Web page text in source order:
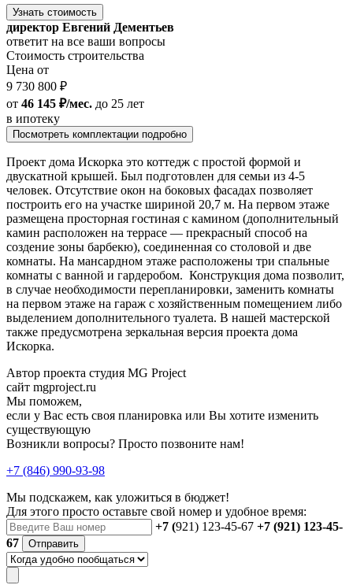
Узнать стоимость
директор Евгений Дементьев
ответит на все ваши вопросы
Стоимость строительства
Цена от
9 730 800 ₽
от 46 145 ₽/мес. до 25 лет
в ипотеку
Посмотреть комплектации подробно
Проект дома Искорка это коттедж с простой формой и
двускатной крышей. Был подготовлен для семьи из 4-5
человек. Отсутствие окон на боковых фасадах позволяет
построить его на участке шириной 20,7 м. На первом этаже
размещена просторная гостиная с камином (дополнительный
камин расположен на террасе — прекрасный способ на
создение зоны барбекю), соединенная со столовой и две
комнаты. На мансардном этаже расположены три спальные
комнаты с ванной и гардеробом. Конструкция дома позволит,
в случае необходимости перепланировки, заменить комнаты
на первом этаже на гараж с хозяйственным помещением либо
выделением дополнительного туалета. В нашей мастерской
также предусмотрена зеркальная версия проекта дома
Искорка.
Автор проекта студия MG Project
сайт mgproject.ru
Мы поможем,
если у Вас есть своя планировка или Вы хотите изменить
существующую
Возникли вопросы? Просто позвоните нам!
+7 (846) 990-93-98
Мы подскажем, как уложиться в бюджет!
Для этого просто оставьте свой номер и удобное время:
+7 (921) 123-45-67 +7 (921) 123-45-
67
Отправить